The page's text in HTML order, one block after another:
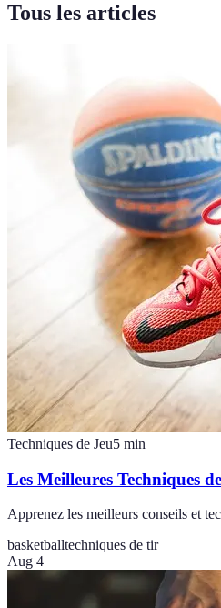
Tous les articles
Techniques de Jeu5 min
Les Meilleures Techniques
Apprenez les meilleurs conseils et
basketballtechniques de tir
Aug 4